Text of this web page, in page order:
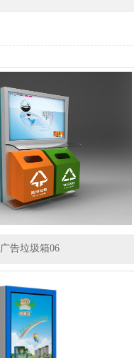
广告垃圾箱06